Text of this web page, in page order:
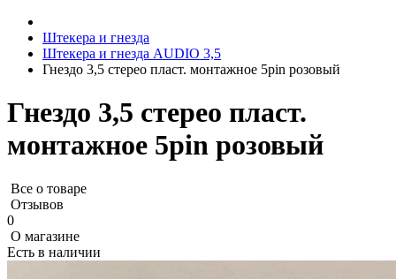
Штекера и гнезда
Штекера и гнезда AUDIO 3,5
Гнездо 3,5 стерео пласт. монтажное 5pin розовый
Гнездо 3,5 стерео пласт.
монтажное 5pin розовый
Все о товаре
Отзывов
0
О магазине
Есть в наличии